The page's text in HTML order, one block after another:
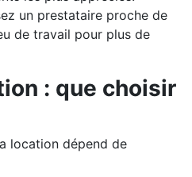
un prestataire proche de
de travail pour plus de
: que choisir
location dépend de